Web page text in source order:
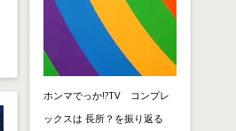
ホンマでっか!?TV コンプレ
ックスは 長所？を振り返る